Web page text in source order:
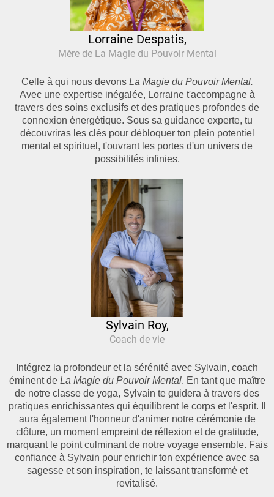
Lorraine Despatis,
Mère de La Magie du Pouvoir Mental
Celle à qui nous devons La Magie du Pouvoir Mental.
Avec une expertise inégalée, Lorraine t'accompagne à
travers des soins exclusifs et des pratiques profondes de
connexion énergétique. Sous sa guidance experte, tu
découvriras les clés pour débloquer ton plein potentiel
mental et spirituel, t'ouvrant les portes d'un univers de
possibilités infinies.
Sylvain Roy,
Coach de vie
Intégrez la profondeur et la sérénité avec Sylvain, coach
éminent de La Magie du Pouvoir Mental. En tant que maître
de notre classe de yoga, Sylvain te guidera à travers des
pratiques enrichissantes qui équilibrent le corps et l'esprit. Il
aura également l'honneur d'animer notre cérémonie de
clôture, un moment empreint de réflexion et de gratitude,
marquant le point culminant de notre voyage ensemble. Fais
confiance à Sylvain pour enrichir ton expérience avec sa
sagesse et son inspiration, te laissant transformé et
revitalisé.